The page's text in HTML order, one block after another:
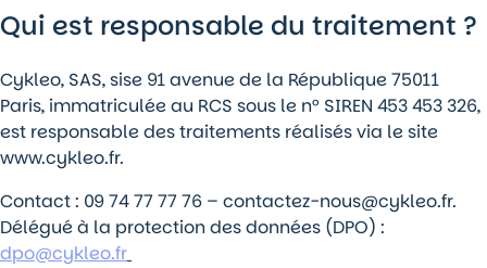
Qui est responsable du traitement ?
Cykleo, SAS, sise 91 avenue de la République 75011
Paris, immatriculée au RCS sous le n° SIREN 453 453 326,
est responsable des traitements réalisés via le site
www.cykleo.fr.
Contact : 09 74 77 77 76 – contactez-nous@cykleo.fr.
Délégué à la protection des données (DPO) :
dpo@cykleo.fr